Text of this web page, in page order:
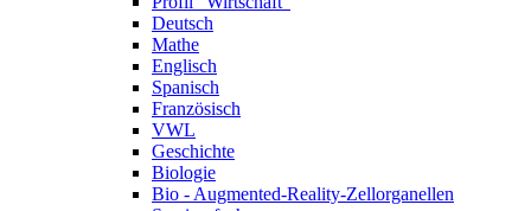
Deutsch
Mathe
Englisch
Spanisch
Französisch
VWL
Geschichte
Biologie
Bio - Augmented-Reality-Zellorganellen